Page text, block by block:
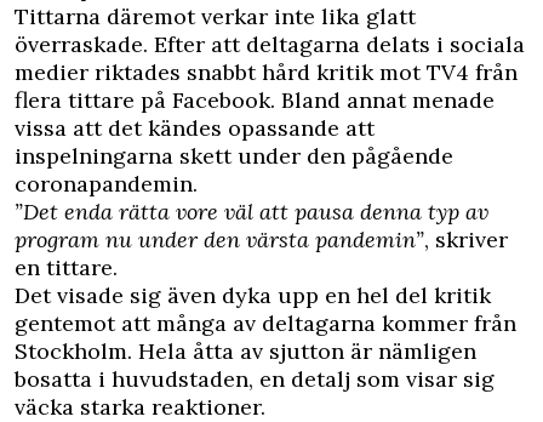
Tittarna däremot verkar inte lika glatt
överraskade. Efter att deltagarna delats i sociala
medier riktades snabbt hård kritik mot TV4 från
flera tittare på Facebook. Bland annat menade
vissa att det kändes opassande att
inspelningarna skett under den pågående
coronapandemin.
”Det enda rätta vore väl att pausa denna typ av
program nu under den värsta pandemin”, skriver
en tittare.
Det visade sig även dyka upp en hel del kritik
gentemot att många av deltagarna kommer från
Stockholm. Hela åtta av sjutton är nämligen
bosatta i huvudstaden, en detalj som visar sig
väcka starka reaktioner.